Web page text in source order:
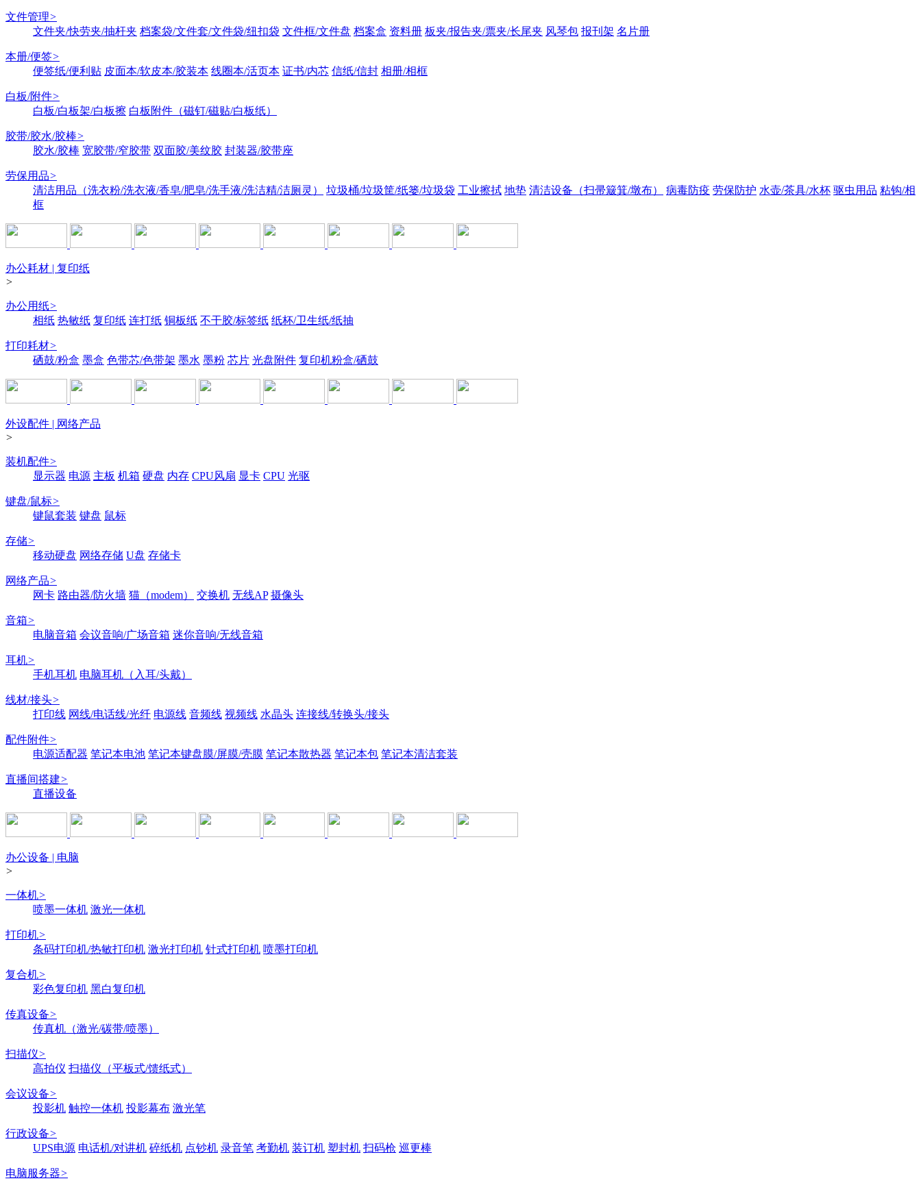
文件管理>
文件夹/快劳夹/抽杆夹 档案袋/文件套/文件袋/纽扣袋 文件框/文件盘 档案盒 资料册 板夹/报告夹/票夹/长尾夹 风琴包 报刊架 名片册
本册/便签>
便签纸/便利贴 皮面本/软皮本/胶装本 线圈本/活页本 证书/内芯 信纸/信封 相册/相框
白板/附件>
白板/白板架/白板擦 白板附件（磁钉/磁贴/白板纸）
胶带/胶水/胶棒>
胶水/胶棒 宽胶带/窄胶带 双面胶/美纹胶 封装器/胶带座
劳保用品>
清洁用品（洗衣粉/洗衣液/香皂/肥皂/洗手液/洗洁精/洁厕灵）
垃圾桶/垃圾筐/纸篓/垃圾袋 工业擦拭 地垫 清洁设备（扫帚簸箕/墩布） 病毒防疫 劳保防护 水壶/茶具/水杯 驱虫用品 粘钩/相
框
办公耗材 | 复印纸
>
办公用纸>
相纸 热敏纸 复印纸 连打纸 铜板纸 不干胶/标签纸 纸杯/卫生纸/纸抽
打印耗材>
硒鼓/粉盒 墨盒 色带芯/色带架 墨水 墨粉 芯片 光盘附件 复印机粉盒/硒鼓
外设配件 | 网络产品
>
装机配件>
显示器 电源 主板 机箱 硬盘 内存 CPU风扇 显卡 CPU 光驱
键盘/鼠标>
键鼠套装 键盘 鼠标
存储>
移动硬盘 网络存储 U盘 存储卡
网络产品>
网卡 路由器/防火墙 猫（modem） 交换机 无线AP 摄像头
音箱>
电脑音箱 会议音响/广场音箱 迷你音响/无线音箱
耳机>
手机耳机 电脑耳机（入耳/头戴）
线材/接头>
打印线 网线/电话线/光纤 电源线 音频线 视频线 水晶头 连接线/转换头/接头
配件附件>
电源适配器 笔记本电池 笔记本键盘膜/屏膜/壳膜 笔记本散热器 笔记本包 笔记本清洁套装
直播间搭建>
直播设备
办公设备 | 电脑
>
一体机>
喷墨一体机 激光一体机
打印机>
条码打印机/热敏打印机 激光打印机 针式打印机 喷墨打印机
复合机>
彩色复印机 黑白复印机
传真设备>
传真机（激光/碳带/喷墨）
扫描仪>
高拍仪 扫描仪（平板式/馈纸式）
会议设备>
投影机 触控一体机 投影幕布 激光笔
行政设备>
UPS电源 电话机/对讲机 碎纸机 点钞机 录音笔 考勤机 装订机 塑封机 扫码枪 巡更棒
电脑服务器>